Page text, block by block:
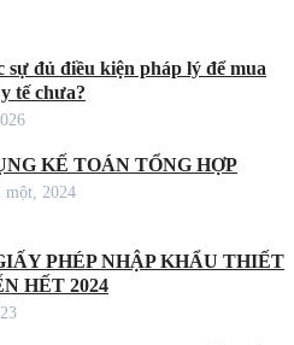
sự đủ điều kiện pháp lý để mua
tế chưa?
KẾ TOÁN TỔNG HỢP
một, 2024
PHÉP NHẬP KHẨU THIẾT
HẾT 2024